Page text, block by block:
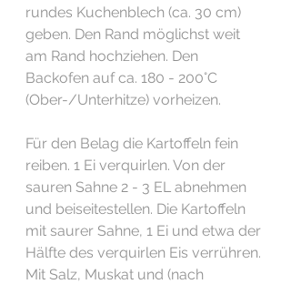
rundes Kuchenblech (ca. 30 cm)
geben. Den Rand möglichst weit
am Rand hochziehen. Den
Backofen auf ca. 180 - 200°C
(Ober-/Unterhitze) vorheizen.
Für den Belag die Kartoffeln fein
reiben. 1 Ei verquirlen. Von der
sauren Sahne 2 - 3 EL abnehmen
und beiseitestellen. Die Kartoffeln
mit saurer Sahne, 1 Ei und etwa der
Hälfte des verquirlen Eis verrühren.
Mit Salz, Muskat und (nach